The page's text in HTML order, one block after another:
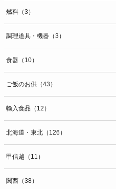
ＦＡＸ：047-401-6847
燃料（3）
調理道具・機器（3）
食器（10）
ご飯のお供（43）
輸入食品（12）
北海道・東北（126）
甲信越（11）
関西（38）